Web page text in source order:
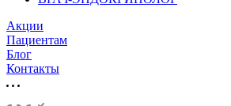
Акции
Пациентам
Блог
Контакты